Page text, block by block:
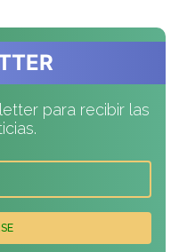
para recibir las